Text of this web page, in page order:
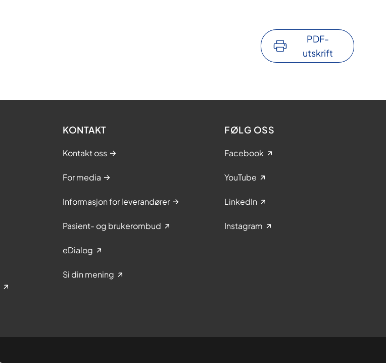
PDF-
utskrift
KONTAKT
Kontakt oss
For media
Informasjon for leverandører
Pasient- og brukerombud
eDialog
Si din mening
FØLG OSS
Facebook
YouTube
LinkedIn
Instagram